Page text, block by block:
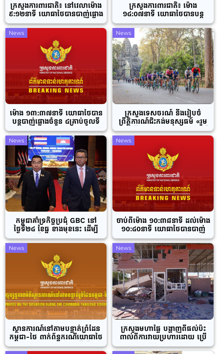
ក្រសួងការពារជាតិ៖ នៅវេលាម៉ោង
៩:១២នាទី យោធាថៃបានបាញ់ផ្លោង
ចំនួន ២គ្រាប់ចូលក្នុងភូមិសាស្ត្រ
ក្រុងប៉ោយប៉ែត ដោយចំនួន ១គ្រាប់
ធ្លាក់នៅជិតរង្វង់មូល៥៨ និង ចំនួន
១គ្រាប់ទៀតធ្លាក់នៅសង្កាត់និមិត្ត
ក្រុងប៉ោយប៉ែត
ក្រសួងការពារជាតិ៖ ម៉ោង
១៤:០៧នាទី យោធាថៃបានបន្ត
បាញ់ផ្លោងចំនួន ១គ្រាប់ទៀតចូល
ភូមិសាស្ត្រភូមិស្ទឹងបត់ សង្កាត់ផ្សារ
កណ្តាល ក្រុងប៉ោយប៉ែត ខេត្ត
បន្ទាយមានជ័យ
News
ម៉ោង ១៣:៣៧នាទី យោធាថៃបាន
បន្តបាញ់ផ្លោងចំនួន ៤គ្រាប់ចូលទី
ប្រជុំជនដែលមានប្រជាជនរស់នៅ
ច្រើនកុះករ ក្នុងភូមិសាស្ត្រភូមិ
ស្ទឹងបត់ សង្កាត់ផ្សារកណ្តាល ខេត្ត
បន្ទាយមានជ័យ
News
ក្រសួងទេសចរណ៍ នឹង​រៀបចំ​
ព្រឹត្តិការណ៍​ជិះ​កង់មនុស្សធម៌ «​រួម​
គ្នា​ដើម្បី​កម្ពុជា ក្នុង​រដូវ​កាលសាមគ្គី​
» នៅ​​ខេត្តសៀមរាប នាចុងខែ​ធ្នូ​នេះ
News
កម្ពុជាគាំទ្រកិច្ចប្រជុំ GBC នៅ
ថ្ងៃទី២៤ ខែធ្នូ ខាងមុខនេះ ដើម្បី
ពង្រឹងបទឈប់បាញ់
News
ចាប់ពីម៉ោង ១០:៣៨នាទី ដល់ម៉ោង
១០:៤០នាទី យោធាថៃបានបាញ់
ផ្លោងចំនួន ៣គ្រាប់ចូលភូមិសាស្ត្រ
កូនដំរី សង្កាត់និមិត្ត ក្រុងប៉ោយប៉ែត
ខេត្តបន្ទាយមានជ័យ
News
ស្ថានការណ៍នៅតាមបន្ទាត់ព្រំដែន
កម្ពុជា-ថៃ ពាក់ព័ន្ធករណីយោធាថៃ
បន្តការបាញ់ប្រហារ ដើម្បី
News
ក្រសួងមហាផ្ទៃ បង្ហាញពីផល់ប៉ះ
ពាល់ពីការវាយប្រហារដោយ ប្រើ
យន្តហោះ F16 និងគ្រាប់ផ្លោងគ្រប់